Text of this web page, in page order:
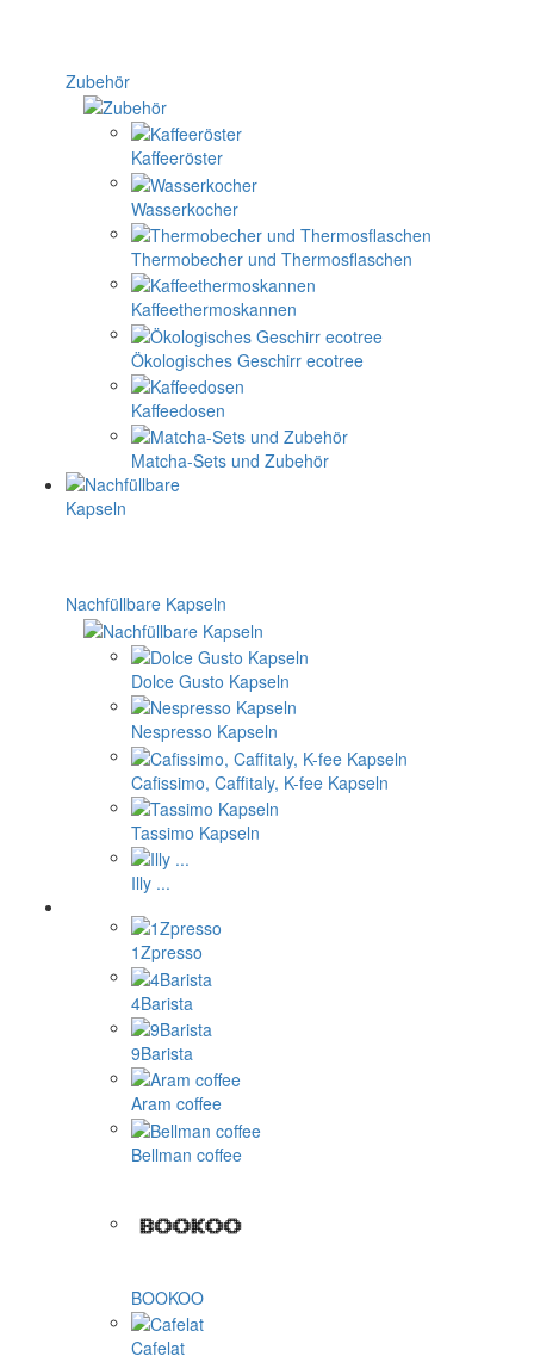
Zubehör
Kaffeeröster
Wasserkocher
Thermobecher und Thermosflaschen
Kaffeethermoskannen
Ökologisches Geschirr ecotree
Kaffeedosen
Matcha-Sets und Zubehör
Nachfüllbare Kapseln
Dolce Gusto Kapseln
Nespresso Kapseln
Cafissimo, Caffitaly, K-fee Kapseln
Tassimo Kapseln
Illy ...
1Zpresso
4Barista
9Barista
Aram coffee
Bellman coffee
BOOKOO
Cafelat